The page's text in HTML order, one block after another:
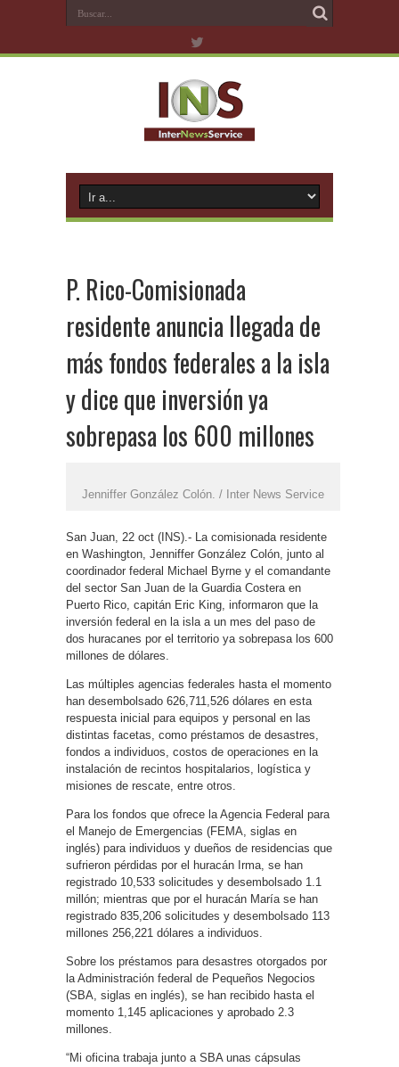
P. Rico-Comisionada
residente anuncia llegada de
más fondos federales a la isla
y dice que inversión ya
sobrepasa los 600 millones
Jenniffer González Colón. / Inter News Service
San Juan, 22 oct (INS).- La comisionada residente
en Washington, Jenniffer González Colón, junto al
coordinador federal Michael Byrne y el comandante
del sector San Juan de la Guardia Costera en
Puerto Rico, capitán Eric King, informaron que la
inversión federal en la isla a un mes del paso de
dos huracanes por el territorio ya sobrepasa los 600
millones de dólares.
Las múltiples agencias federales hasta el momento
han desembolsado 626,711,526 dólares en esta
respuesta inicial para equipos y personal en las
distintas facetas, como préstamos de desastres,
fondos a individuos, costos de operaciones en la
instalación de recintos hospitalarios, logística y
misiones de rescate, entre otros.
Para los fondos que ofrece la Agencia Federal para
el Manejo de Emergencias (FEMA, siglas en
inglés) para individuos y dueños de residencias que
sufrieron pérdidas por el huracán Irma, se han
registrado 10,533 solicitudes y desembolsado 1.1
millón; mientras que por el huracán María se han
registrado 835,206 solicitudes y desembolsado 113
millones 256,221 dólares a individuos.
Sobre los préstamos para desastres otorgados por
la Administración federal de Pequeños Negocios
(SBA, siglas en inglés), se han recibido hasta el
momento 1,145 aplicaciones y aprobado 2.3
millones.
“Mi oficina trabaja junto a SBA unas cápsulas